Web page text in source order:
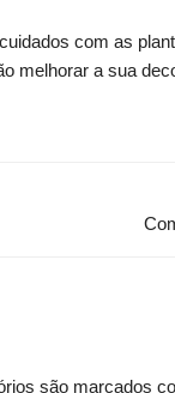
com as
melhorar a sua
são marcados